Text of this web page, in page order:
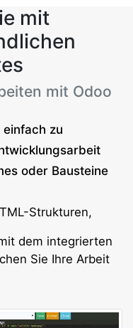
mit
mit Odoo
einfach zu
oder Bausteine
Strukturen,
dem integrierten
Sie Ihre Arbeit